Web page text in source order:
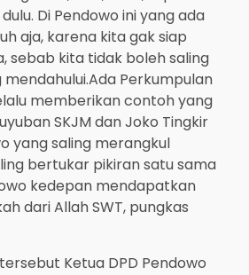
Di Pendowo ini yang ada
aja, karena kita gak siap
sebab kita tidak boleh saling
mendahului.Ada Perkumpulan
memberikan contoh yang
SKJM dan Joko Tingkir
yang saling merangkul
bertukar pikiran satu sama
kedepan mendapatkan
dari Allah SWT, pungkas
Ketua DPD Pendowo